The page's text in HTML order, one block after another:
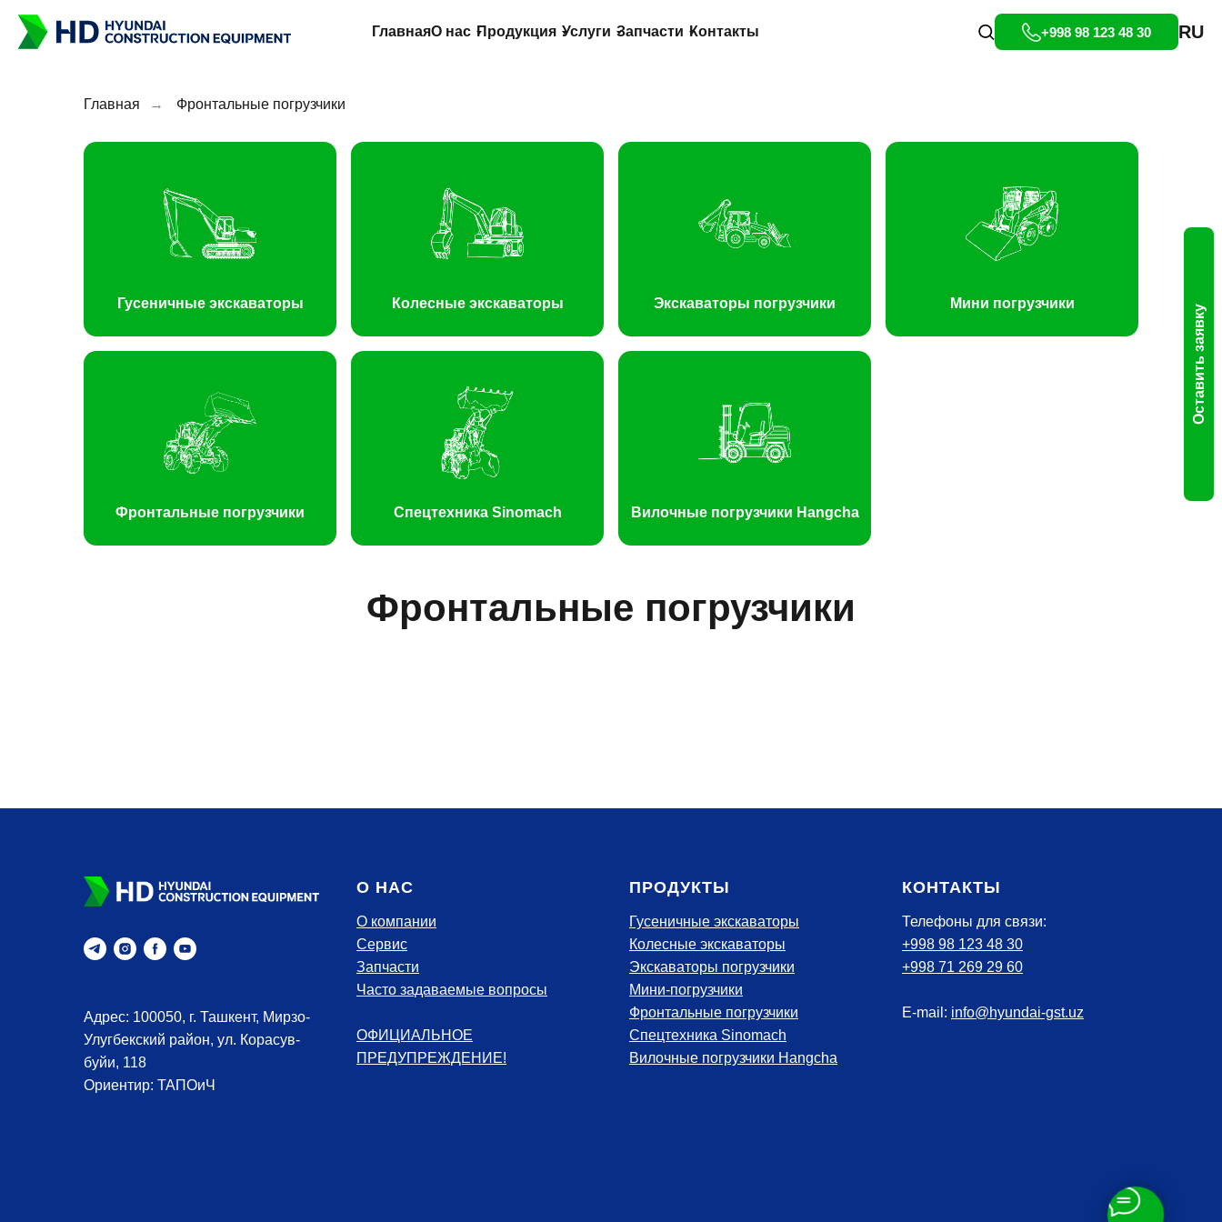
ГлавнаяО нас Продукция Услуги Запчасти Контакты +998 98 123 48 30 RU
Оставить заявку
Главная → Фронтальные погрузчики
Гусеничные экскаваторы Колесные экскаваторы Экскаваторы погрузчики Мини погрузчики
Фронтальные погрузчики Спецтехника Sinomach Вилочные погрузчики Hangcha
Фронтальные погрузчики
Адрес: 100050, г. Ташкент, Мирзо-
Улугбекский район, ул. Корасув-
буйи, 118
Ориентир: ТАПОиЧ
О НАС
О компании
Сервис
Запчасти
Часто задаваемые вопросы
ОФИЦИАЛЬНОЕ
ПРЕДУПРЕЖДЕНИЕ!
ПРОДУКТЫ
Гусеничные экскаваторы
Колесные экскаваторы
Экскаваторы погрузчики
Мини-погрузчики
Фронтальные погрузчики
Спецтехника Sinomach
Вилочные погрузчики Hangcha
КОНТАКТЫ
Телефоны для связи:
+998 98 123 48 30
+998 71 269 29 60
E-mail: info@hyundai-gst.uz